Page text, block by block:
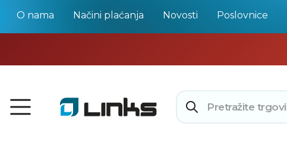
O nama Načini plaćanja Novosti Poslovnice